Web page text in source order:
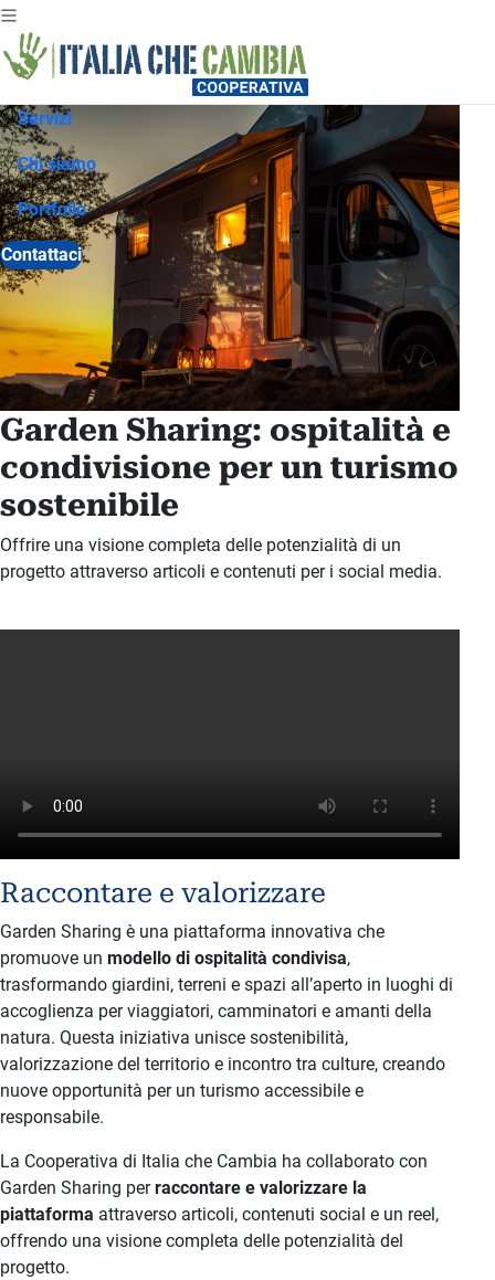
Servizi
Chi siamo
Portfolio
Contattaci
Garden Sharing: ospitalità e
condivisione per un turismo
sostenibile
Offrire una visione completa delle potenzialità di un
progetto attraverso articoli e contenuti per i social media.
Raccontare e valorizzare
Garden Sharing è una piattaforma innovativa che
promuove un modello di ospitalità condivisa,
trasformando giardini, terreni e spazi all’aperto in luoghi di
accoglienza per viaggiatori, camminatori e amanti della
natura. Questa iniziativa unisce sostenibilità,
valorizzazione del territorio e incontro tra culture, creando
nuove opportunità per un turismo accessibile e
responsabile.
La Cooperativa di Italia che Cambia ha collaborato con
Garden Sharing perraccontare e valorizzare la
piattaforma attraverso articoli, contenuti social e un reel,
offrendo una visione completa delle potenzialità del
progetto.